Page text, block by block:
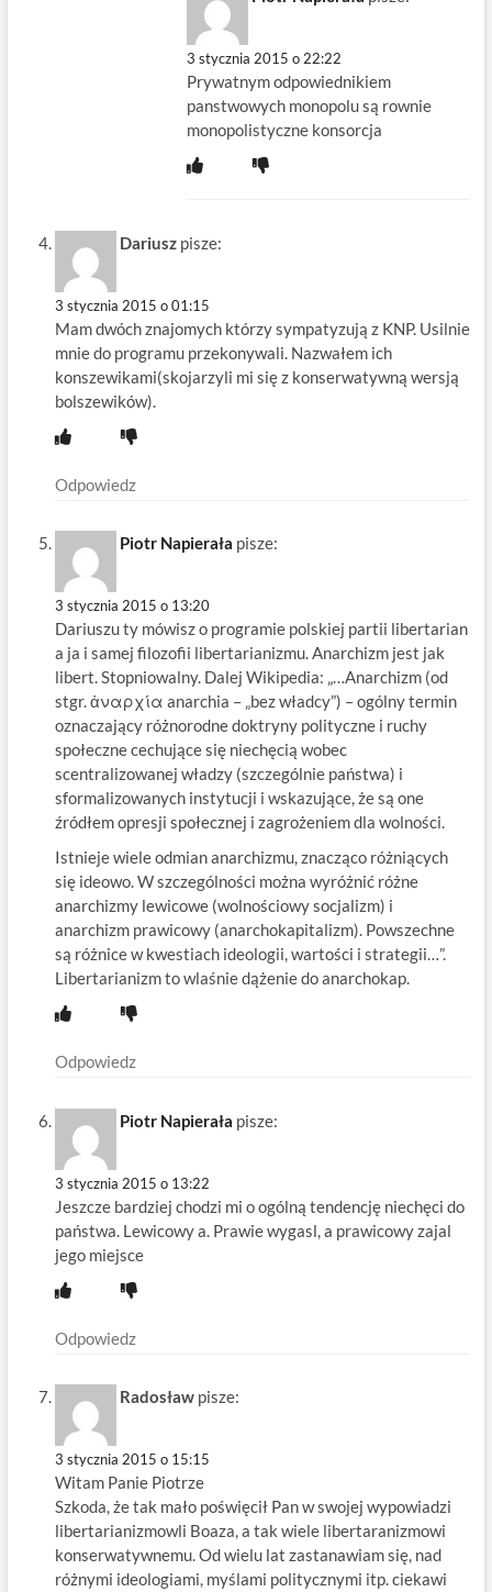
3 stycznia 2015 o 22:22
Prywatnym odpowiednikiem
panstwowych monopolu są rownie
monopolistyczne konsorcja
Dariusz pisze:
3 stycznia 2015 o 01:15
Mam dwóch znajomych którzy sympatyzują z KNP. Usilnie
mnie do programu przekonywali. Nazwałem ich
konszewikami(skojarzyli mi się z konserwatywną wersją
bolszewików).
Odpowiedz
Piotr Napierała pisze:
3 stycznia 2015 o 13:20
Dariuszu ty mówisz o programie polskiej partii libertarian
a ja i samej filozofii libertarianizmu. Anarchizm jest jak
libert. Stopniowalny. Dalej Wikipedia: „…Anarchizm (od
stgr. ἀναρχία anarchia – „bez władcy”) – ogólny termin
oznaczający różnorodne doktryny polityczne i ruchy
społeczne cechujące się niechęcią wobec
scentralizowanej władzy (szczególnie państwa) i
sformalizowanych instytucji i wskazujące, że są one
źródłem opresji społecznej i zagrożeniem dla wolności.
Istnieje wiele odmian anarchizmu, znacząco różniących
się ideowo. W szczególności można wyróżnić różne
anarchizmy lewicowe (wolnościowy socjalizm) i
anarchizm prawicowy (anarchokapitalizm). Powszechne
są różnice w kwestiach ideologii, wartości i strategii…”.
Libertarianizm to wlaśnie dążenie do anarchokap.
Odpowiedz
Piotr Napierała pisze:
3 stycznia 2015 o 13:22
Jeszcze bardziej chodzi mi o ogólną tendencję niechęci do
państwa. Lewicowy a. Prawie wygasl, a prawicowy zajal
jego miejsce
Odpowiedz
Radosław pisze:
3 stycznia 2015 o 15:15
Witam Panie Piotrze
Szkoda, że tak mało poświęcił Pan w swojej wypowiadzi
libertarianizmowli Boaza, a tak wiele libertaranizmowi
konserwatywnemu. Od wielu lat zastanawiam się, nad
różnymi ideologiami, myślami politycznymi itp. ciekawi